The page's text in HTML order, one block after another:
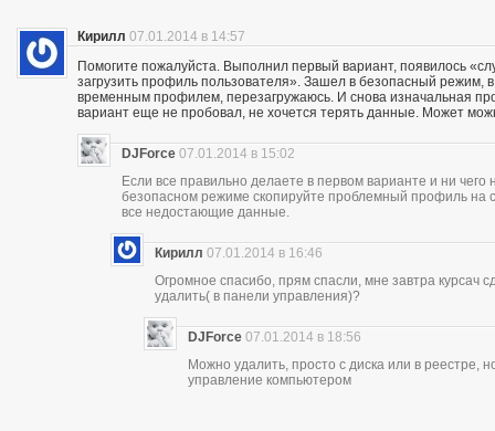
Кирилл 07.01.2014 в 14:57
Помогите пожалуйста. Выполнил первый вариант, появилось
загрузить профиль пользователя». Зашел в безопасный режим,
временным профилем, перезагружаюсь. И снова изначальная
вариант еще не пробовал, не хочется терять данные. Может
DJForce 07.01.2014 в 15:02
Если все правильно делаете в первом варианте и ни
безопасном режиме скопируйте проблемный профиль на
все недостающие данные.
Кирилл 07.01.2014 в 16:46
Огромное спасибо, прям спасли, мне завтра курсач
удалить( в панели управления)?
DJForce 07.01.2014 в 18:56
Можно удалить, просто с диска или в реестре,
управление компьютером